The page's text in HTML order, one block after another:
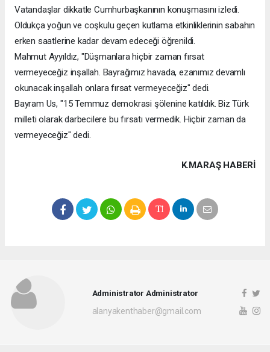
Vatandaşlar dikkatle Cumhurbaşkanının konuşmasını izledi.
Oldukça yoğun ve coşkulu geçen kutlama etkinliklerinin sabahın
erken saatlerine kadar devam edeceği öğrenildi.
Mahmut Ayyıldız, "Düşmanlara hiçbir zaman fırsat
vermeyeceğiz inşallah. Bayrağımız havada, ezanımız devamlı
okunacak inşallah onlara fırsat vermeyeceğiz" dedi.
Bayram Us, "15 Temmuz demokrasi şölenine katıldık. Biz Türk
milleti olarak darbecilere bu fırsatı vermedik. Hiçbir zaman da
vermeyeceğiz" dedi.
K.MARAŞ HABERİ
Administrator Administrator
alanyakenthaber@gmail.com